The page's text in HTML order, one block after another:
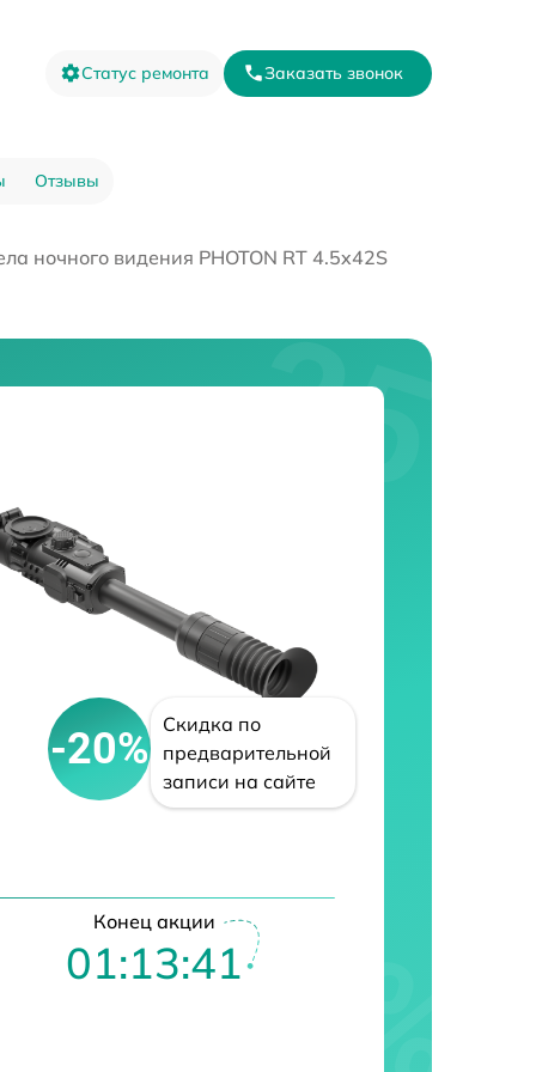
Статус ремонта Заказать звонок
Отзывы
ночного видения PHOTON RT 4.5x42S
-20%
Скидка по
предварительной
записи на сайте
Конец акции
01:13:39